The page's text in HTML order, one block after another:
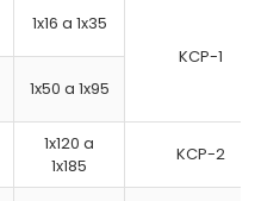
1x16 a 1x35
KCP-1
1x50 a 1x95
1x120 a
1x185
KCP-2